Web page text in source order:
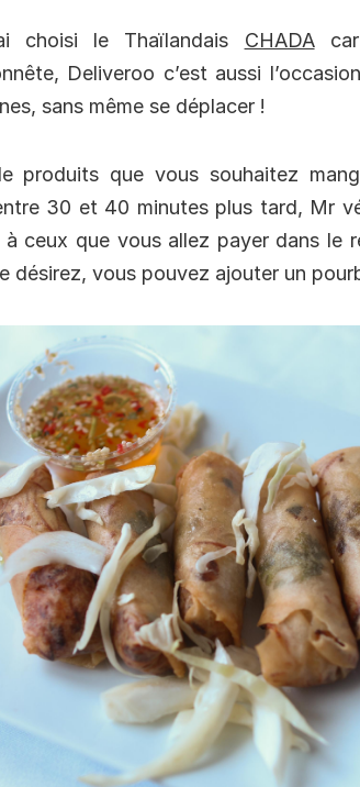
choisi le Thaïlandais CHADAcar
Deliveroo c’est aussi
sans même se déplacer !
produits que vous souhaitez
30 et 40 minutes plus tard, Mr
ceux que vous allez payer dans le
désirez, vous pouvez ajouter un